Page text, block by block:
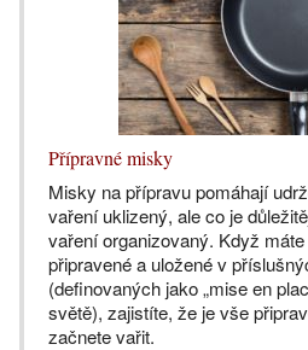
Přípravné misky
Misky na přípravu pomáhají
vaření uklizený, ale co je
vaření organizovaný. Když
připravené a uložené v
(definovaných jako „mise en
světě), zajistíte, že je vše
začnete vařit.